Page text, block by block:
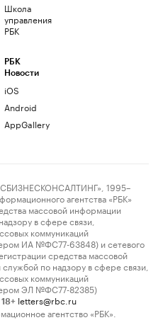
Школа
управления
РБК
РБК
Новости
iOS
Android
AppGallery
1995–
агентства «РБК»
массовой информации
в сфере связи,
коммуникаций
ИА №ФС77-63848) и сетевого
средства массовой
по надзору в сфере связи,
коммуникаций
ЭЛ №ФС77-82385)
18+ letters@rbc.ru
агентство «РБК».